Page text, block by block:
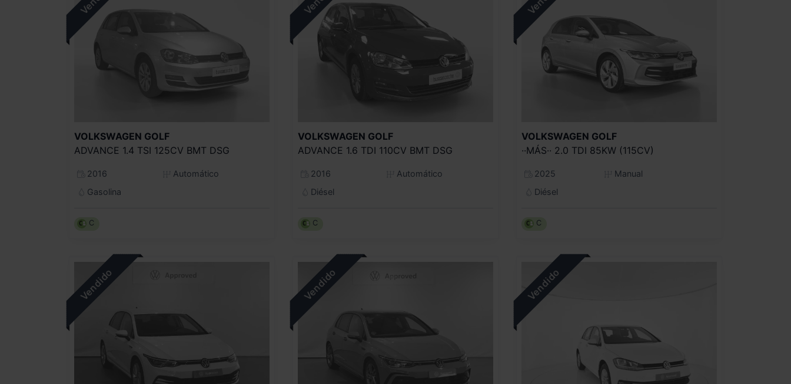
VOLKSWAGEN GOLF
ADVANCE 1.4 TSI 125CV BMT DSG
2016
Automático
Gasolina
C
VOLKSWAGEN GOLF
ADVANCE 1.6 TDI 110CV BMT DSG
2016
Automático
Diésel
C
VOLKSWAGEN GOLF
··MÁS·· 2.0 TDI 85KW (115CV)
2025
Manual
Diésel
C